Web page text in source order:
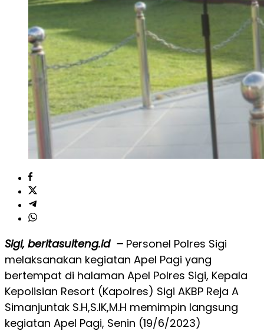
Sigi, beritasulteng.id – Personel Polres Sigi
melaksanakan kegiatan Apel Pagi yang
bertempat di halaman Apel Polres Sigi, Kepala
Kepolisian Resort (Kapolres) Sigi AKBP Reja A
Simanjuntak S.H,S.IK,M.H memimpin langsung
kegiatan Apel Pagi, Senin (19/6/2023)